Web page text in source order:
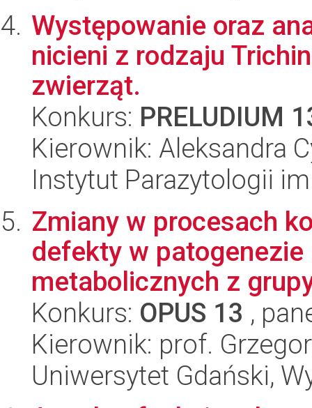
Występowanie oraz
nicieni z rodzaju
zwierząt.
Konkurs: PRELUDIUM
Kierownik: Aleksandra
Instytut Parazytologii
Zmiany w procesach
defekty w
metabolicznych z
Konkurs: OPUS 13 ,
Kierownik: prof.
Uniwersytet Gdański,